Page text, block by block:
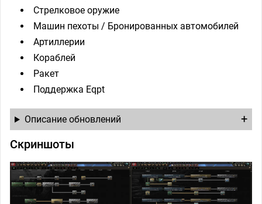
Стрелковое оружие
Машин пехоты / Бронированных автомобилей
Артиллерии
Кораблей
Ракет
Поддержка Eqpt
Описание обновлений
Скриншоты